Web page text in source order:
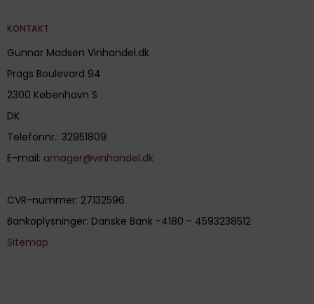
KONTAKT
Gunnar Madsen Vinhandel.dk
Prags Boulevard 94
2300 København S
DK
Telefonnr.: 32951809
E-mail: amager@vinhandel.dk
CVR-nummer: 27132596
Bankoplysninger: Danske Bank -4180 - 4593238512
Sitemap